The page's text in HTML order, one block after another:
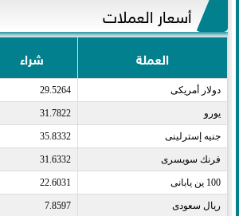
أسعار العملات
العملة شراء
دولار أمريكى​ 29.5264
يورو​ 31.7822
جنيه إسترلينى​ 35.8332
فرنك سويسرى​ 31.6332
100 ين يابانى​ 22.6031
ريال سعودى​ 7.8597